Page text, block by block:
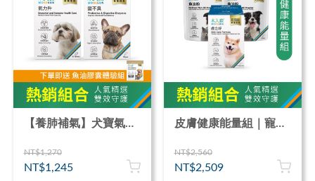
【養肺補氣】犬寶氣力升 30顆+犬寶變不臭 30包
NT$1,270
NT$1,245
皮膚健康能量組｜寵物魚油粉 30包x2＋犬寶膚立好 60顆
NT$2,560
NT$2,509